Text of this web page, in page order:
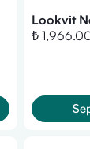
Lookvit
₺